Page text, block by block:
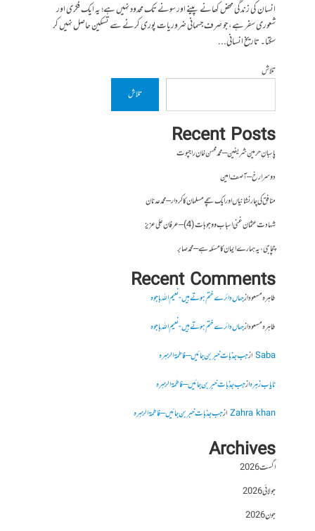
انسان کی زندگی محض کھانے پینے اور سونے تک محدود نہیں ہے؛ یہ ایک فکری اور
شعوری سفر ہے، جو صرف جسمانی ضروریات پوری کرنے سے تسکین حاصل نہیں کر
سکتا۔ تاریخ انسانی...
تلاش
تلاش
Recent Posts
پاسبانِ حرمین شریفین – محمد محسن خان راجپوت
دوسرا رخ – آصف امین
منافق کی چار نشانیاں اور ایک سچے مسلمان کا کردار – محمد عدنان
شہادت عثمان غنی اسباب و وجوہات (4) – عرفان علی عزیز
چچا جی، یہ ہمارے ایمان کا مسئلہ ہے – محمد صابر
Recent Comments
طاہرہ مسعودازجہاں دائرے ختم ہوتے ہیں- نعیم اللہ باجوہ
طاہرہ مسعودازجہاں دائرے ختم ہوتے ہیں- نعیم اللہ باجوہ
Sabaازجب جذبات خبر بن جائیں – فاطمۃالزہرہ
نایاب زہرہازجب جذبات خبر بن جائیں – فاطمۃالزہرہ
Zahra khanازجب جذبات خبر بن جائیں – فاطمۃالزہرہ
Archives
اگست 2026
جولائی 2026
جون 2026